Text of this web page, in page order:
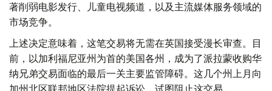
著削弱电影发行、儿童电视频道，以及主流媒体服务领域的
市场竞争。
上述决定意味着，这笔交易将无需在英国接受漫长审查。目
前，以加利福尼亚州为首的美国各州，成为了派拉蒙收购华
纳兄弟交易面临的最后一关主要监管障碍。这几个州上月向